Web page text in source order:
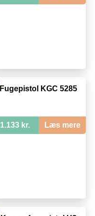
Fugepistol KGC 5285
1.133 kr. Læs mere